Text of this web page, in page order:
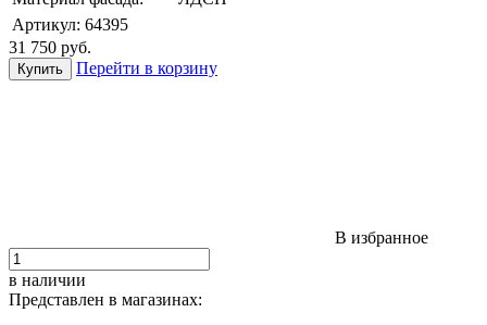
Артикул: 64395
31 750 руб.
Перейти в корзину
В избранное
в наличии
Представлен в магазинах: